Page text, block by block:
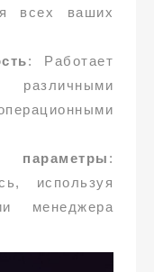
всех ваших
: Работает
:
используя
менеджера